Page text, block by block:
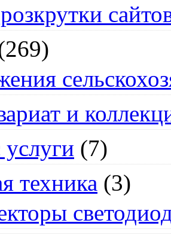
и
(7)
техника (3)